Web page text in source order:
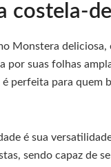
costela-
Monstera
por suas folhas
perfeita para quem
é sua
sendo capaz de